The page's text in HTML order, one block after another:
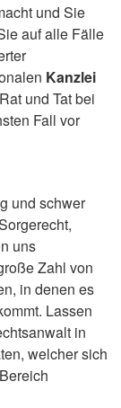
und Sie
auf alle Fälle
Kanzlei
und Tat bei
Fall vor
und schwer
uns
Zahl von
in denen es
Lassen
in
welcher sich